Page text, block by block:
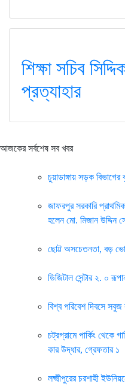
শিক্ষা সচিব
প্রত্যাহার
আজকের সর্বশেষ সব খবর
চুয়াডাঙ্গায় সড়ক বিভাগের
জাফরপুর সরকারি প্রাথমিক
হলেন মো. মিজান উদ্দিন
ছোট্ট অসচেতনতা, বড়
ডিজিটাল সেন্টার ২. ০
বিশ্ব পরিবেশ দিবসে সবুজ
চট্রগ্রামে পার্কিং থেকে
কার উদ্ধার, গ্রেফতার ১
লক্ষ্মীপুরের চরশাহী